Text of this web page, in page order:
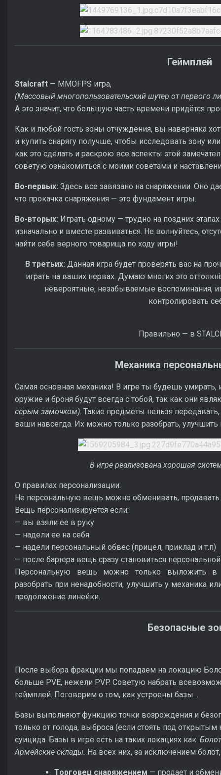
Геймплей
Stalcraft — MMOFPS игра,
(Массовый многопользовательский шутер от первого
А это значит, что большую часть времени придётся
Как и любой гость зоны отчуждения, вы наверняка
и купить снарягу получше, чтобы исследовать зону
как это сделать и раскрою все аспекты этой
советую ознакомиться с моими советами и
Во-первых: Здесь все завязано на снаряжении. Оно
что прокачка снаряжения — это фундамент игры.
Во-вторых: Играть одному — трудно на поздних
изначально и вместе развиваться. Не волнуйтесь,
найти себе верного товарища по ходу игры!
В третьих: Данная игра будет проверять вас на
играть на ваших нервах. Думаю многих это
невероятные, незабываемые воспоминания,
контролировать
Правильно — в
Механика
Самая основная механика! В игре ты будешь умирать,
оружие и броня будут всегда с тобой, так как они
серым замочком). Такие предметы нельзя
ваши навсегда. Их можно только разобрать,
В игре реализована хорошая
О правилах персонализации:
Не персональную вещь можно обменивать,
Вещь персонализируется если:
— вы взяли ее в руку
— надели ее на себя
— надели персональный обвес (прицел, приклад и т.п)
— после бартера вещь сразу становиться персональной
Персональную вещь можно только выложить в
разобрать при ненадобности, улучшить у механика
продолжение линейки.
Безопасные
После выбора фракции мы попадаем на локацию
больше PVE, нежели PVP. Советую набрать
геймплей. Поговорим о том, как устроены базы…
Базы выполняют функцию точки возрождения и
только от голода, выброса (если стоять под
суицида. Базы в игре есть на таких локациях как:
Армейские склады. На всех них, за исключением
Торговец снаряжением — продает и